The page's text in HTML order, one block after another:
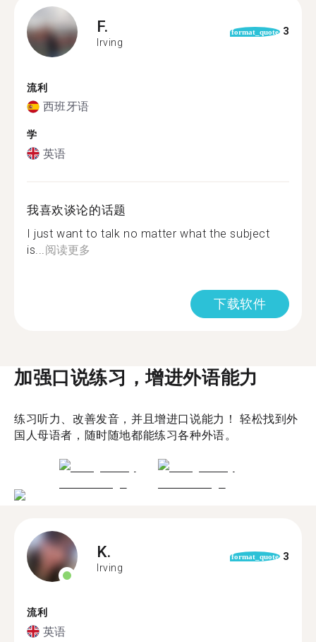
F.
Irving
format_quote 3
流利
西班牙语
学
英语
我喜欢谈论的话题
I just want to talk no matter what the subject
is... 阅读更多
下载软件
加强口说练习，增进外语能力
练习听力、改善发音，并且增进口说能力！ 轻松找到外
国人母语者，随时随地都能练习各种外语。
K.
Irving
format_quote 3
流利
英语